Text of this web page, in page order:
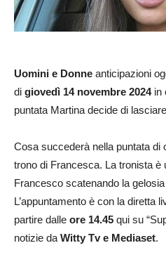
Uomini e Donne anticipazioni
di giovedì 14 novembre 2024 in
puntata Martina decide di
Cosa succederà nella puntata di
trono di Francesca. La tronista è
Francesco scatenando la
L’appuntamento è con la diretta
partire dalle ore 14.45 qui su
notizie da Witty Tv e Mediaset.